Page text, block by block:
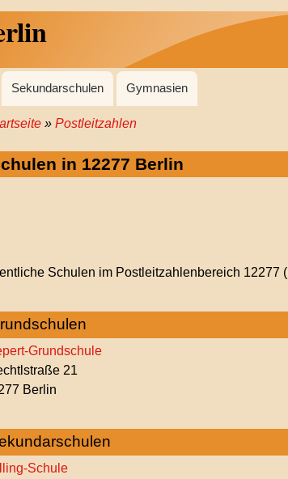
Sekundarschulen Gymnasien
Postleitzahlen
in 12277 Berlin
Schulen im Postleitzahlenbereich 12277 (
Grundschule
21
Berlin
Schule